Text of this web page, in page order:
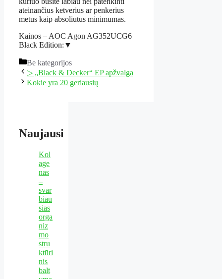
ateinančius ketverius ar penkerius
metus kaip absoliutus minimumas.
Kainos – AOC Agon AG352UCG6
Black Edition: ▼
Kategorijos
Be kategorijos
▷ „Black & Decker“ EP apžvalga
Kokie yra 20 geriausių
Naujausi
Kol
age
nas
–
svar
biau
sias
orga
niz
mo
stru
ktūri
nis
balt